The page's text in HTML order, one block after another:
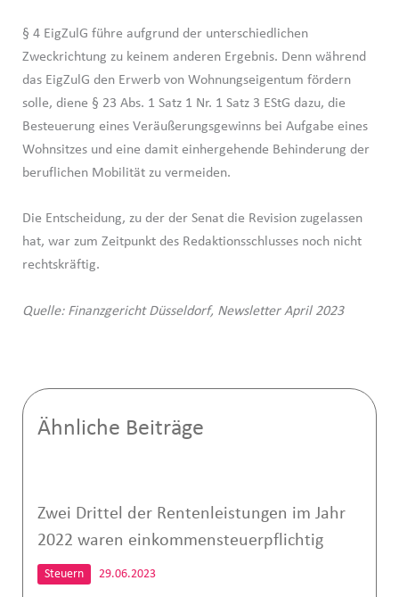
§ 4 EigZulG führe aufgrund der unterschiedlichen
Zweckrichtung zu keinem anderen Ergebnis. Denn während
das EigZulG den Erwerb von Wohnungseigentum fördern
solle, diene § 23 Abs. 1 Satz 1 Nr. 1 Satz 3 EStG dazu, die
Besteuerung eines Veräußerungsgewinns bei Aufgabe eines
Wohnsitzes und eine damit einhergehende Behinderung der
beruflichen Mobilität zu vermeiden.
Die Entscheidung, zu der der Senat die Revision zugelassen
hat, war zum Zeitpunkt des Redaktionsschlusses noch nicht
rechtskräftig.
Quelle: Finanzgericht Düsseldorf, Newsletter April 2023
Ähnliche Beiträge
Zwei Drittel der Rentenleistungen im Jahr
2022 waren einkommensteuerpflichtig
Steuern 29.06.2023